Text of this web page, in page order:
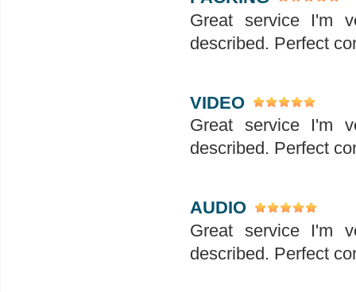
Great service I'm
described. Perfect
VIDEO
Great service I'm
described. Perfect
AUDIO
Great service I'm
described. Perfect